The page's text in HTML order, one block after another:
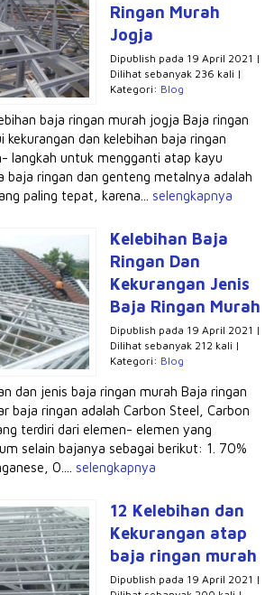
Ringan Murah
Jogja
Dipublish pada 19 April 2021 |
Dilihat sebanyak 236 kali |
Kategori: Blog
baja ringan murah jogja Baja ringan
kekurangan dan kelebihan baja ringan
langkah untuk mengganti atap kayu
baja ringan dan genteng metalnya adalah
paling tepat, karena... selengkapnya
Kelebihan Baja
Ringan Dan
Kekurangan Jenis
Baja Ringan Murah
Dipublish pada 19 April 2021 |
Dilihat sebanyak 212 kali |
Kategori: Blog
dan jenis baja ringan murah Baja ringan
baja ringan adalah Carbon Steel, Carbon
terdiri dari elemen- elemen yang
selain bajanya sebagai berikut: 1. 70%
0.... selengkapnya
12 Kelebihan dan
Kekurangan atap
baja ringan murah
Dipublish pada 19 April 2021 |